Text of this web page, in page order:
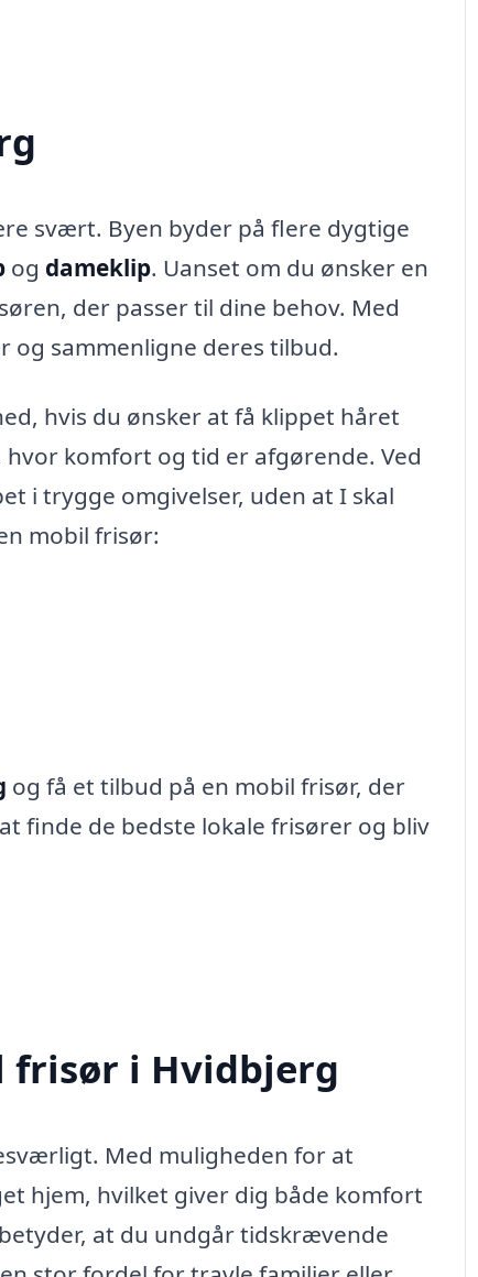
svært. Byen byder på flere dygtige
og dameklip. Uanset om du ønsker en
der passer til dine behov. Med
og sammenligne deres tilbud.
hvis du ønsker at få klippet håret
komfort og tid er afgørende. Ved
i trygge omgivelser, uden at I skal
mobil frisør:
og få et tilbud på en mobil frisør, der
finde de bedste lokale frisører og bliv
frisør i Hvidbjerg
Med muligheden for at
hjem, hvilket giver dig både komfort
at du undgår tidskrævende